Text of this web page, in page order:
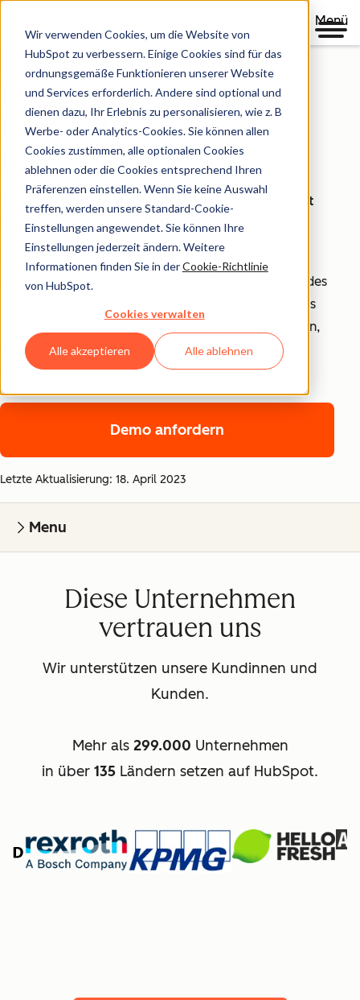
Wir verwenden Cookies, um die Website von
HubSpot zu verbessern. Einige Cookies sind für das
ordnungsgemäße Funktionieren unserer Website
und Services erforderlich. Andere sind optional und
dienen dazu, Ihr Erlebnis zu personalisieren, wie z. B
Werbe- oder Analytics-Cookies. Sie können allen
Cookies zustimmen, alle optionalen Cookies
ablehnen oder die Cookies entsprechend Ihren
Präferenzen einstellen. Wenn Sie keine Auswahl
treffen, werden unsere Standard-Cookie-
Einstellungen angewendet. Sie können Ihre
Einstellungen jederzeit ändern. Weitere
Informationen finden Sie in derCookie-Richtlinie
von HubSpot.
Cookies verwalten
Alle akzeptieren Alle ablehnen
Menü
Sicherheit,
Datenschutzund
Kontroll-
mechanismen
Ihr Unternehmen basiert auf Vertrauen, deshalb ist
HubSpot auch die richtige Wahl für Sie.
HubSpot betrachtet die Bereiche Datensicherheit, -
schutz und -kontrolle ganzheitlich. Deshalb bietet jedes
unserer Produkte sowohl Tools, mit denen Ihre Teams
mühelos Compliance-Anforderungen erfüllen können,
als auch eine Sicherheitsinfrastruktur, die Ihre Daten
schützt.
Demo anfordern
Letzte Aktualisierung: 18. April 2023
Menu
Diese Unternehmen
vertrauen uns
Wir unterstützen unsere Kundinnen und
Kunden.
Mehr als 299.000 Unternehmen
in über 135 Ländern setzen auf HubSpot.